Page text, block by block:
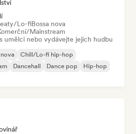
Lo-fiBossa nova
Mainstream
umělci nebo vydávejte jejich hudbu
Chill/Lo-fi hip-hop
Dancehall Dance pop
Hip-hop